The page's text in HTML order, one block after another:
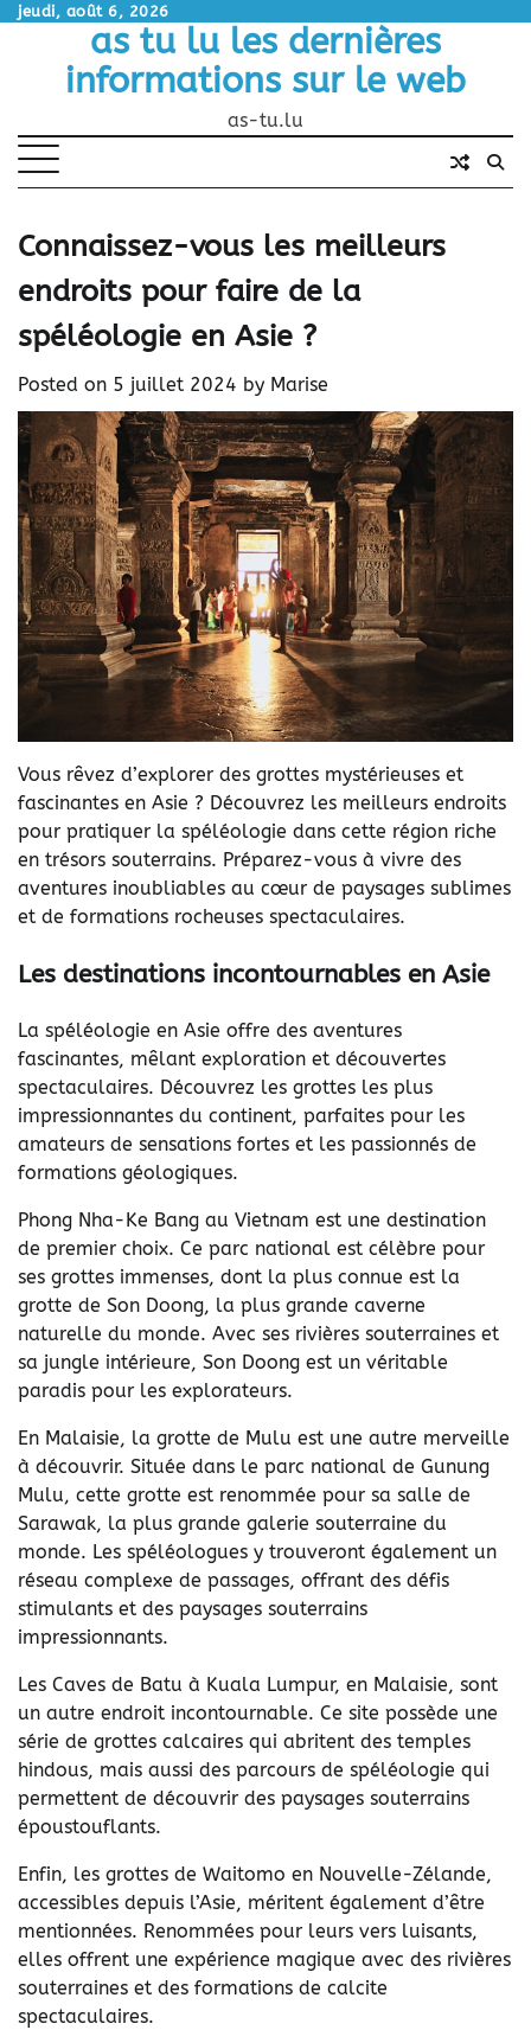
Skipjeudi, août 6, 2026
as tu lu les dernières
informations sur le web
as-tu.lu
Connaissez-vous les meilleurs
endroits pour faire de la
spéléologie en Asie ?
Posted on 5 juillet 2024 by Marise
Vous rêvez d’explorer des grottes mystérieuses et
fascinantes en Asie ? Découvrez les meilleurs endroits
pour pratiquer la spéléologie dans cette région riche
en trésors souterrains. Préparez-vous à vivre des
aventures inoubliables au cœur de paysages sublimes
et de formations rocheuses spectaculaires.
Les destinations incontournables en Asie
La spéléologie en Asie offre des aventures
fascinantes, mêlant exploration et découvertes
spectaculaires. Découvrez les grottes les plus
impressionnantes du continent, parfaites pour les
amateurs de sensations fortes et les passionnés de
formations géologiques.
Phong Nha-Ke Bang au Vietnam est une destination
de premier choix. Ce parc national est célèbre pour
ses grottes immenses, dont la plus connue est la
grotte de Son Doong, la plus grande caverne
naturelle du monde. Avec ses rivières souterraines et
sa jungle intérieure, Son Doong est un véritable
paradis pour les explorateurs.
En Malaisie, la grotte de Mulu est une autre merveille
à découvrir. Située dans le parc national de Gunung
Mulu, cette grotte est renommée pour sa salle de
Sarawak, la plus grande galerie souterraine du
monde. Les spéléologues y trouveront également un
réseau complexe de passages, offrant des défis
stimulants et des paysages souterrains
impressionnants.
Les Caves de Batu à Kuala Lumpur, en Malaisie, sont
un autre endroit incontournable. Ce site possède une
série de grottes calcaires qui abritent des temples
hindous, mais aussi des parcours de spéléologie qui
permettent de découvrir des paysages souterrains
époustouflants.
Enfin, les grottes de Waitomo en Nouvelle-Zélande,
accessibles depuis l’Asie, méritent également d’être
mentionnées. Renommées pour leurs vers luisants,
elles offrent une expérience magique avec des rivières
souterraines et des formations de calcite
spectaculaires.